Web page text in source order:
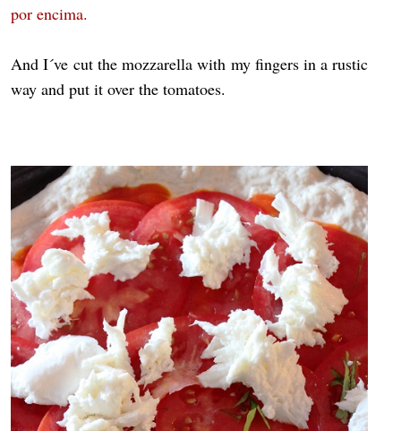
por encima.
And I´ve cut the mozzarella with my fingers in a rustic
way and put it over the tomatoes.